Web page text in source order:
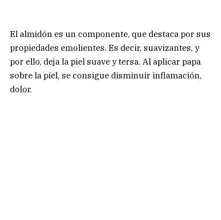
El almidón es un componente, que destaca por sus
propiedades emolientes. Es decir, suavizantes, y
por ello, deja la piel suave y tersa. Al aplicar papa
sobre la piel, se consigue disminuir inflamación,
dolor.